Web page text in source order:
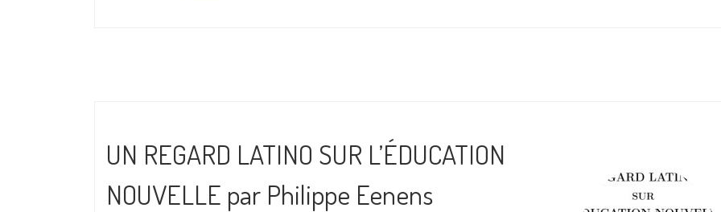
UN REGARD LATINO SUR L’ÉDUCATION
NOUVELLE par Philippe Eenens